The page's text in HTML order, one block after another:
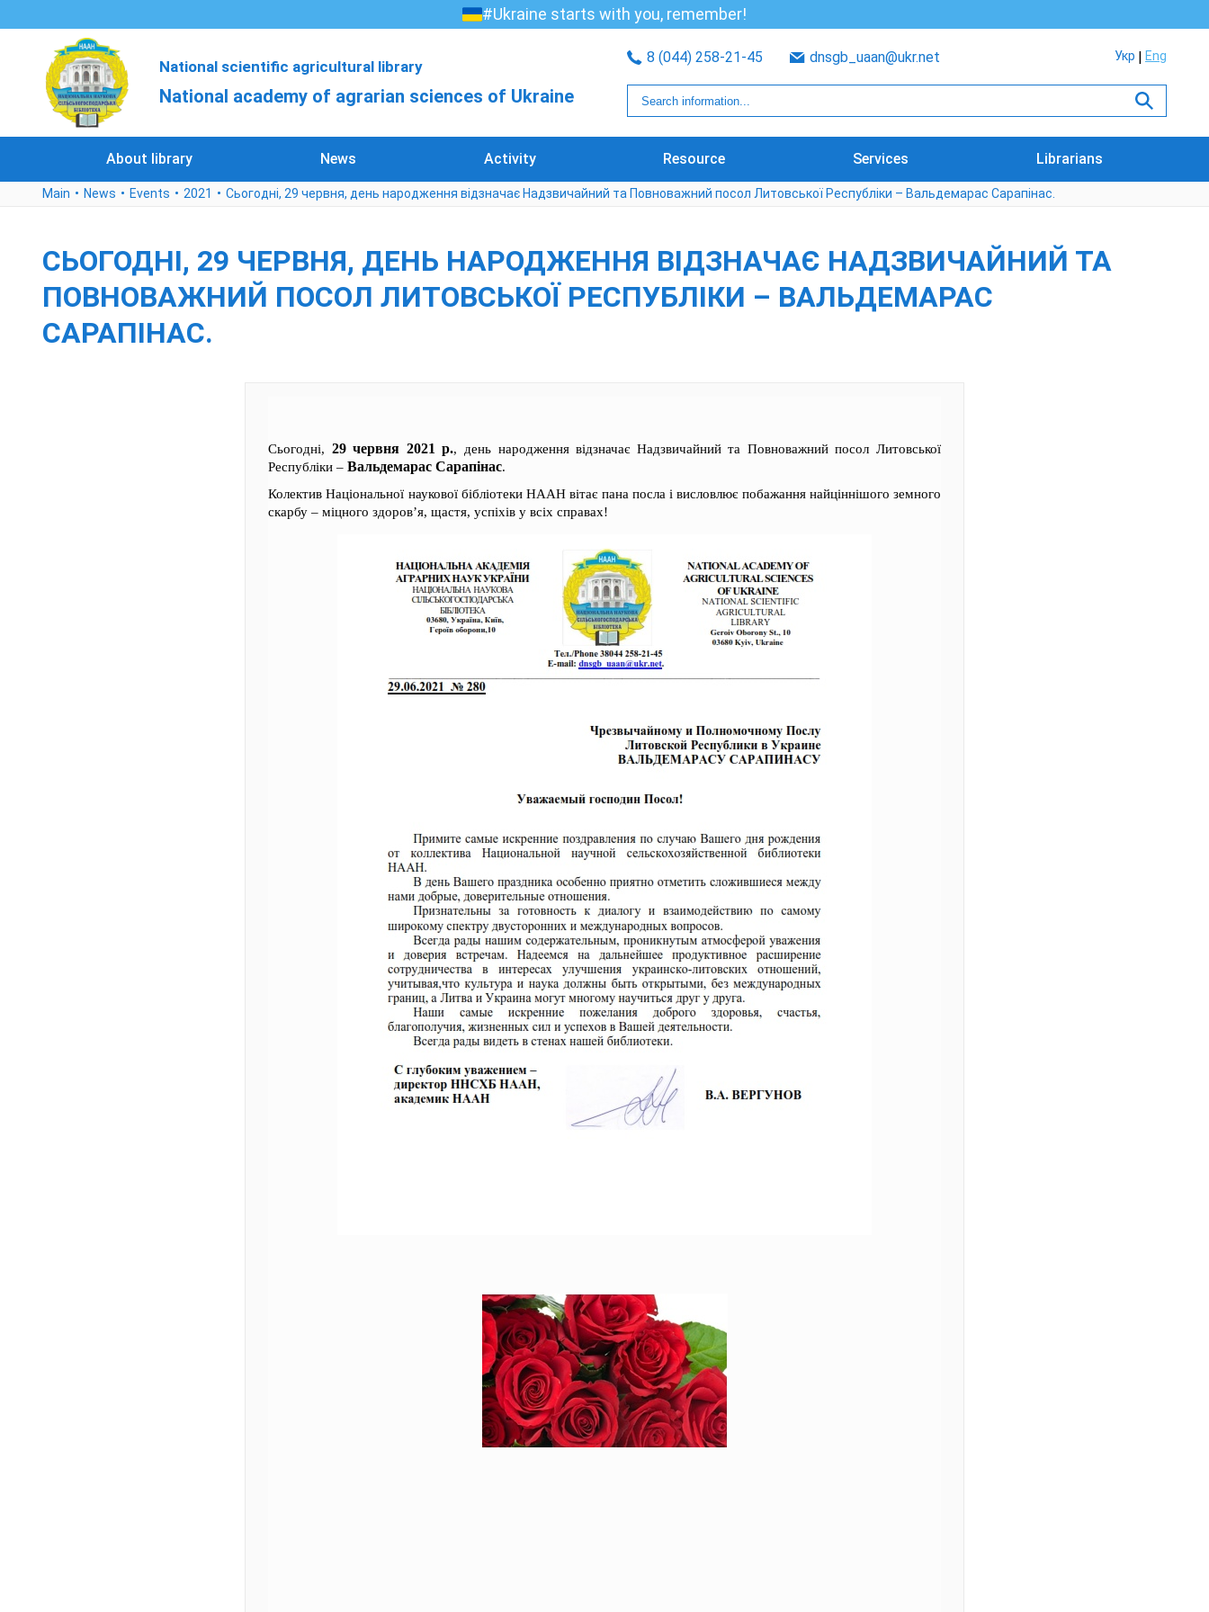
#Ukraine starts with you, remember!
National scientific agricultural library
National academy of agrarian sciences of Ukraine
8 (044) 258-21-45 dnsgb_uaan@ukr.net Укр Eng
About library News Activity Resource Services Librarians
Main News Events 2021 Сьогодні, 29 червня, день народження відзначає Надзвичайний та Повноважний посол Литовської Республіки – Вальдемарас Сарапінас.
СЬОГОДНІ, 29 ЧЕРВНЯ, ДЕНЬ НАРОДЖЕННЯ ВІДЗНАЧАЄ НАДЗВИЧАЙНИЙ ТА
ПОВНОВАЖНИЙ ПОСОЛ ЛИТОВСЬКОЇ РЕСПУБЛІКИ – ВАЛЬДЕМАРАС
САРАПІНАС.
Сьогодні, 29 червня 2021 р., день народження відзначає Надзвичайний та Повноважний посол Литовської
Республіки – Вальдемарас Сарапінас.
Колектив Національної наукової бібліотеки НААН вітає пана посла і висловлює побажання найціннішого земного
скарбу – міцного здоров’я, щастя, успіхів у всіх справах!